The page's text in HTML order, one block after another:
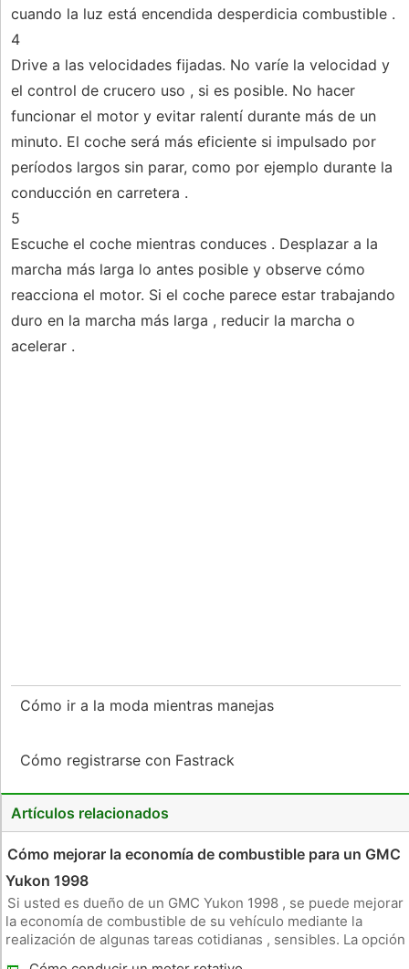
cuando la luz está encendida desperdicia combustible .
4
Drive a las velocidades fijadas. No varíe la velocidad y
el control de crucero uso , si es posible. No hacer
funcionar el motor y evitar ralentí durante más de un
minuto. El coche será más eficiente si impulsado por
períodos largos sin parar, como por ejemplo durante la
conducción en carretera .
5
Escuche el coche mientras conduces . Desplazar a la
marcha más larga lo antes posible y observe cómo
reacciona el motor. Si el coche parece estar trabajando
duro en la marcha más larga , reducir la marcha o
acelerar .
Cómo ir a la moda mientras manejas
Cómo registrarse con Fastrack
Artículos relacionados
Cómo mejorar la economía de combustible para un GMC
Yukon 1998
Si usted es dueño de un GMC Yukon 1998 , se puede mejorar
la economía de combustible de su vehículo mediante la
realización de algunas tareas cotidianas , sensibles. La opción